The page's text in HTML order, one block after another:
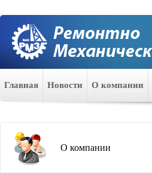
Главная Новости О компании
О компании